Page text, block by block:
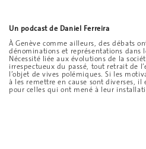
Un podcast de Daniel Ferreira
À Genève comme ailleurs, des débats
dénominations et représentations dans
Nécessité liée aux évolutions de la
irrespectueux du passé, tout retrait de
l’objet de vives polémiques. Si les
à les remettre en cause sont diverses, il
pour celles qui ont mené à leur